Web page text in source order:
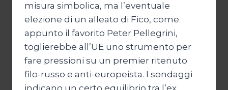
misura simbolica, ma l’eventuale
elezione di un alleato di Fico, come
appunto il favorito Peter Pellegrini,
toglierebbe all’UE uno strumento per
fare pressioni su un premier ritenuto
filo-russo e anti-europeista. I sondaggi